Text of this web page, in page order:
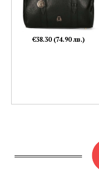
€38.30 (74.90 лв.)